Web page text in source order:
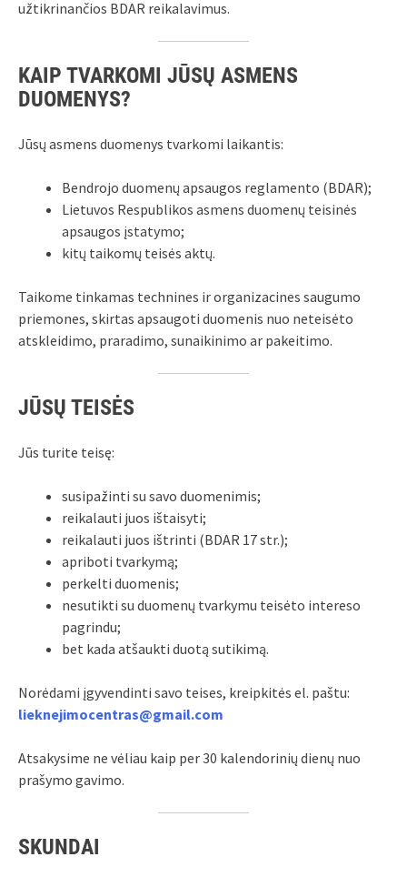
užtikrinančios BDAR reikalavimus.
KAIP TVARKOMI JŪSŲ ASMENS
DUOMENYS?
Jūsų asmens duomenys tvarkomi laikantis:
Bendrojo duomenų apsaugos reglamento (BDAR);
Lietuvos Respublikos asmens duomenų teisinės
apsaugos įstatymo;
kitų taikomų teisės aktų.
Taikome tinkamas technines ir organizacines saugumo
priemones, skirtas apsaugoti duomenis nuo neteisėto
atskleidimo, praradimo, sunaikinimo ar pakeitimo.
JŪSŲ TEISĖS
Jūs turite teisę:
susipažinti su savo duomenimis;
reikalauti juos ištaisyti;
reikalauti juos ištrinti (BDAR 17 str.);
apriboti tvarkymą;
perkelti duomenis;
nesutikti su duomenų tvarkymu teisėto intereso
pagrindu;
bet kada atšaukti duotą sutikimą.
Norėdami įgyvendinti savo teises, kreipkitės el. paštu:
lieknejimocentras@gmail.com
Atsakysime ne vėliau kaip per 30 kalendorinių dienų nuo
prašymo gavimo.
SKUNDAI